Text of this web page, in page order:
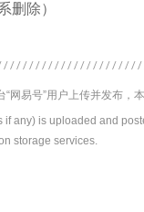
删除）
易号”用户上传并发布，
any) is uploaded and
storage services.